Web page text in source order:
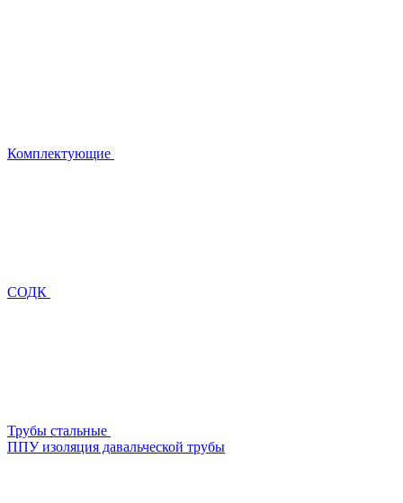
Комплектующие
СОДК
Трубы стальные
ППУ изоляция давальческой трубы